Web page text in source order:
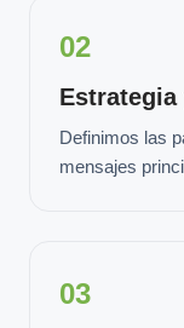
02
Definimos las
mensajes
03